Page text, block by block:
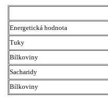
Energetická hodnota
Tuky
Bílkoviny
Sacharidy
Bílkoviny